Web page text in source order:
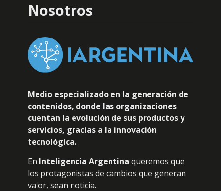
Nosotros
Medio especializado en la generación de
contenidos, donde las organizaciones
cuentan la evolución de sus productos y
servicios, gracias a la innovación
tecnológica.
En Inteligencia Argentina queremos que
los protagonistas de cambios que generan
valor, sean noticia.